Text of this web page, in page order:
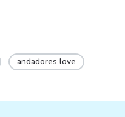
andadores love